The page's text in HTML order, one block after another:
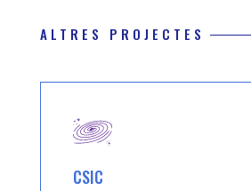
ALTRES PROJECTES
CSIC